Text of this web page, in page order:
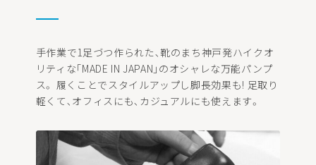
手作業で1足づつ作られた､靴のまち神戸発ハイクオ
リティな｢MADE IN JAPAN｣のオシャレな万能パンプ
ス。 履くことでスタイルアップし脚長効果も! 足取り
軽くて､オフィスにも､カジュアルにも使えます。